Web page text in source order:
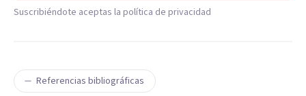
Suscribiéndote aceptas la política de privacidad
Referencias bibliográficas